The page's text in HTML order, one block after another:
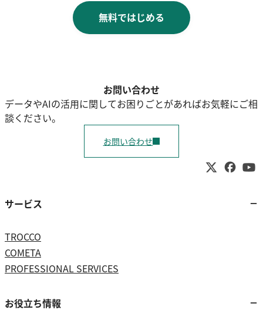
無料ではじめる
お問い合わせ
データやAIの活用に関してお困りごとがあればお気軽にご相
談ください。
お問い合わせ
サービス
TROCCO
COMETA
PROFESSIONAL SERVICES
お役立ち情報